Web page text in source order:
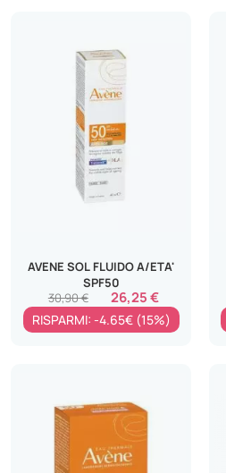
AVENE SOL FLUIDO A/ETA'
SPF50
26,25 €
30,90 €
RISPARMI: -4.65€ (15%)